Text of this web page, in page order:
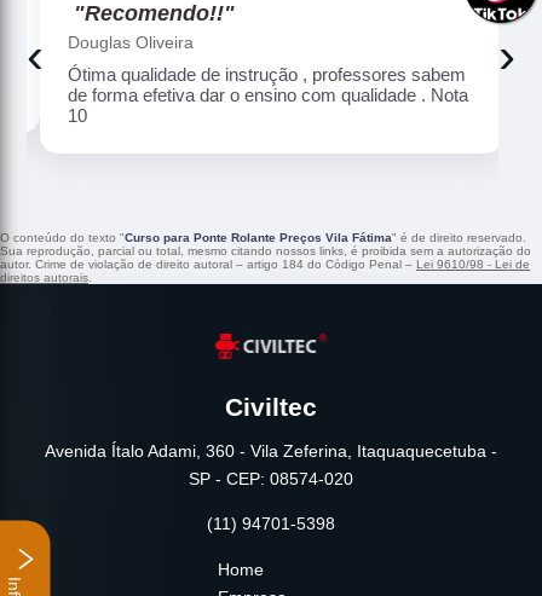
"Recomendo!!"
Douglas Oliveira
Ótima qualidade de instrução , professores sabem
de forma efetiva dar o ensino com qualidade . Nota
10
‹ ›
O conteúdo do texto "Curso para Ponte Rolante Preços Vila Fátima" é de direito reservado.
Sua reprodução, parcial ou total, mesmo citando nossos links, é proibida sem a autorização do
autor. Crime de violação de direito autoral – artigo 184 do Código Penal – Lei 9610/98 - Lei de
direitos autorais.
Civiltec
Avenida Ítalo Adami, 360 - Vila Zeferina, Itaquaquecetuba -
SP - CEP: 08574-020
(11) 94701-5398
Home